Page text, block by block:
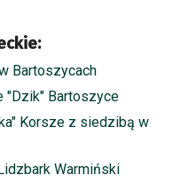
Bartoszycach
"Dzik" Bartoszyce
Korsze z siedzibą w
Warmiński